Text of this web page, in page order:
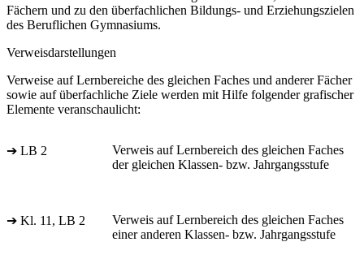
Fächern und zu den überfachlichen Bildungs- und Erziehungszielen
des Beruflichen Gymnasiums.
Verweisdarstellungen
Verweise auf Lernbereiche des gleichen Faches und anderer Fächer
sowie auf überfachliche Ziele werden mit Hilfe folgender grafischer
Elemente veranschaulicht:
➔ LB 2
Verweis auf Lernbereich des gleichen Faches
der gleichen Klassen- bzw. Jahrgangsstufe
➔ Kl. 11, LB 2
Verweis auf Lernbereich des gleichen Faches
einer anderen Klassen- bzw. Jahrgangsstufe